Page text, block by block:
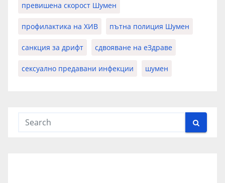
превишена скорост Шумен
профилактика на ХИВ пътна полиция Шумен
санкция за дрифт сдвояване на еЗдраве
сексуално предавани инфекции шумен